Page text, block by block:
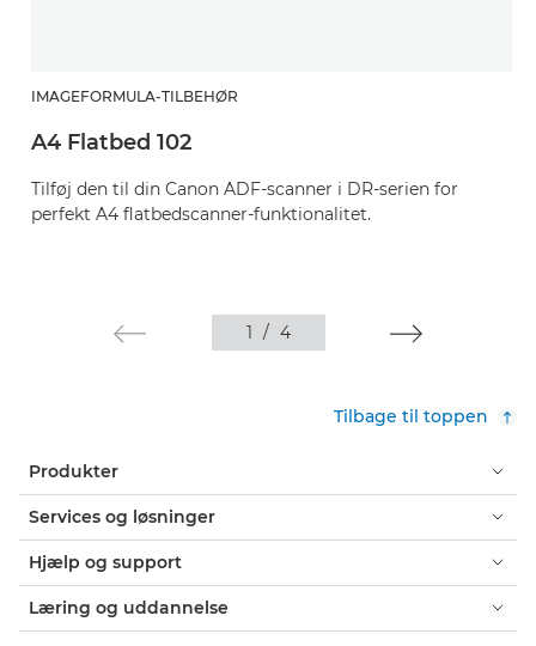
IMAGEFORMULA-TILBEHØR
A4 Flatbed 102
Tilføj den til din Canon ADF-scanner i DR-serien for
perfekt A4 flatbedscanner-funktionalitet.
1 / 4
Tilbage til toppen
Produkter
Services og løsninger
Hjælp og support
Læring og uddannelse